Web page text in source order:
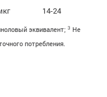
14-24
эквивалент; 3 Не
потребления.